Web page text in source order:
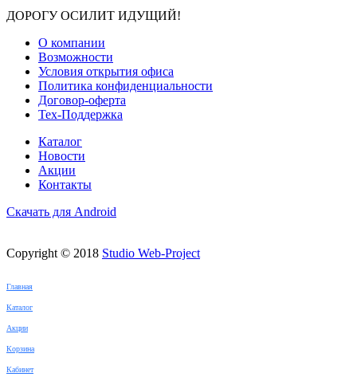
ДОРОГУ ОСИЛИТ ИДУЩИЙ!
О компании
Возможности
Условия открытия офиса
Политика конфиденциальности
Договор-оферта
Тех-Поддержка
Каталог
Новости
Акции
Контакты
Скачать для Android
Copyright © 2018 Studio Web-Project
Главная
Каталог
Акции
Корзина
Кабинет